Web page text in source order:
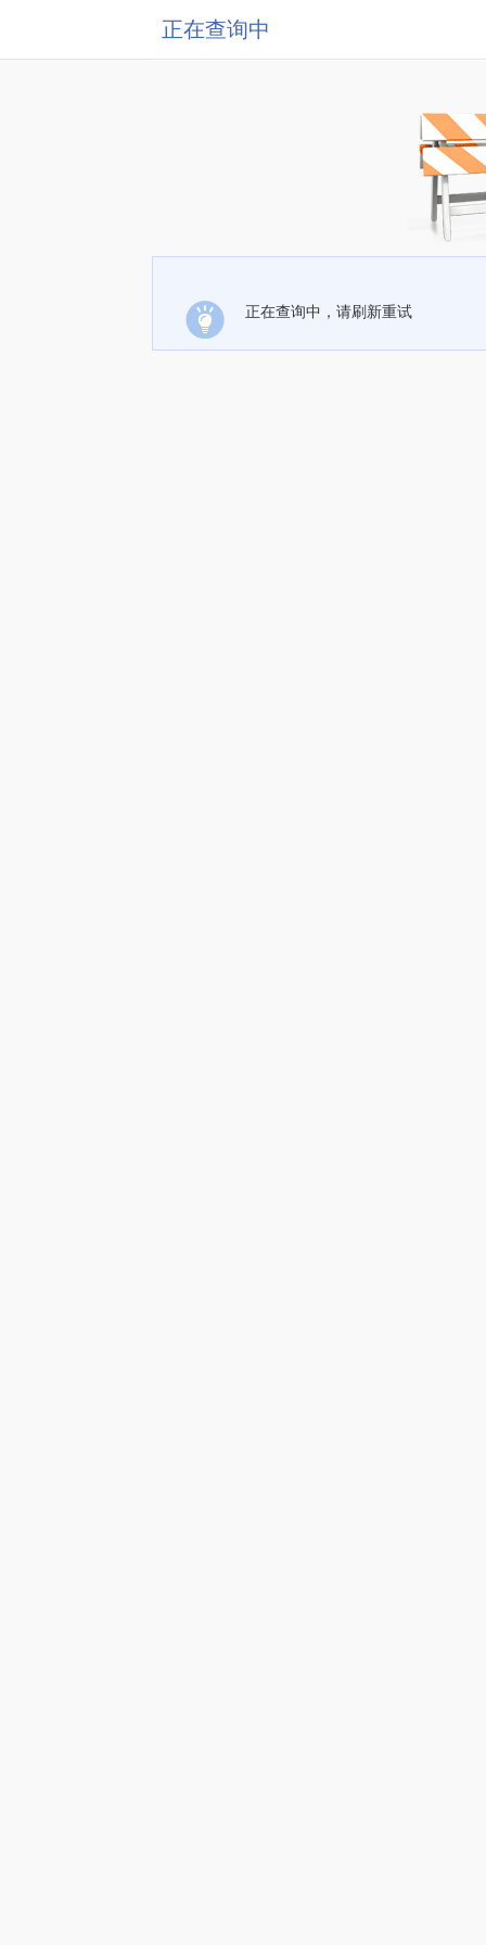
正在查询中
正在查询中，请刷新重试